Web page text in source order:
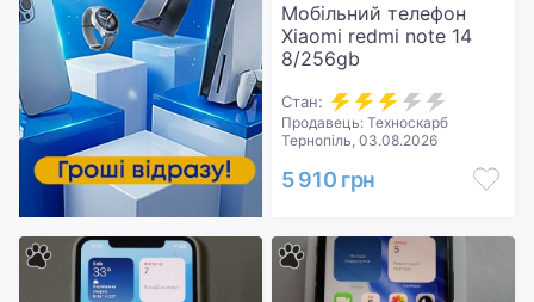
Мобільний телефон
Xiaomi redmi note 14
8/256gb
Стан:
Продавець: Техноскарб
Тернопіль, 03.08.2026
5 910 грн